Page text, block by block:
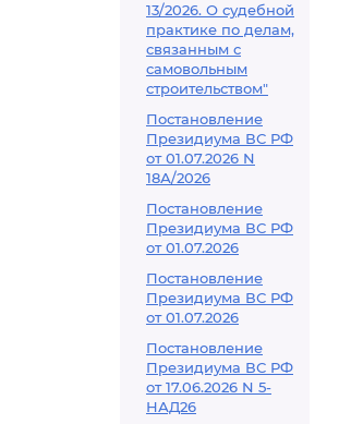
13/2026. О судебной
практике по делам,
связанным с
самовольным
строительством"
Постановление
Президиума ВС РФ
от 01.07.2026 N
18А/2026
Постановление
Президиума ВС РФ
от 01.07.2026
Постановление
Президиума ВС РФ
от 01.07.2026
Постановление
Президиума ВС РФ
от 17.06.2026 N 5-
НАД26